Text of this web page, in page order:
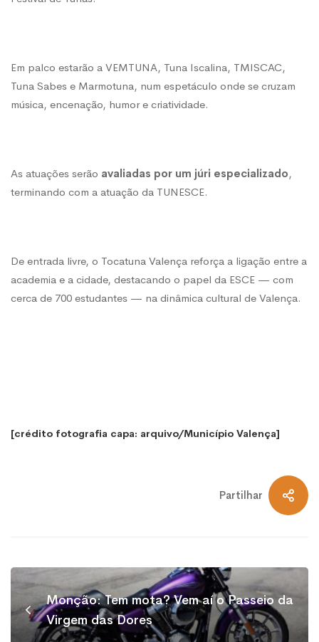
Em palco estarão a VEMTUNA, Tuna Iscalina, TMISCAC,
Tuna Sabes e Marmotuna, num espetáculo onde se cruzam
música, encenação, humor e criatividade.
As atuações serão avaliadas por um júri especializado,
terminando com a atuação da TUNESCE.
De entrada livre, o Tocatuna Valença reforça a ligação entre a
academia e a cidade, destacando o papel da ESCE — com
cerca de 700 estudantes — na dinâmica cultural de Valença.
[crédito fotografia capa: arquivo/Município Valença]
Partilhar
Monção: Tem mota? Vem aí o Passeio da
Virgem das Dores